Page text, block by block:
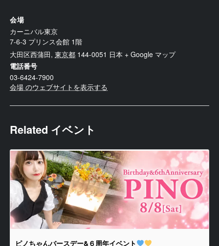
会場
カーニバル東京
7-6-3 プリンス会館 1階
大田区西蒲田, 東京都 144-0051 日本 + Google マップ
電話番号
03-6424-7900
会場 のウェブサイトを表示する
Related イベント
ピノちゃんバースデー&６周年イベント